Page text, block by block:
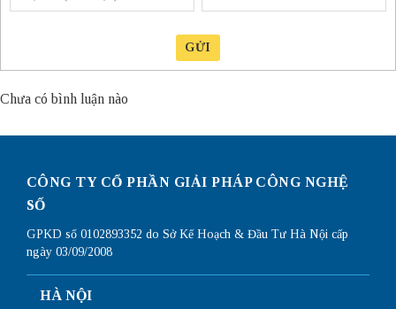
GỬI
Chưa có bình luận nào
CÔNG TY CỔ PHẦN GIẢI PHÁP CÔNG NGHỆ
SỐ
GPKD số 0102893352 do Sở Kế Hoạch & Đầu Tư Hà Nội cấp
ngày 03/09/2008
HÀ NỘI